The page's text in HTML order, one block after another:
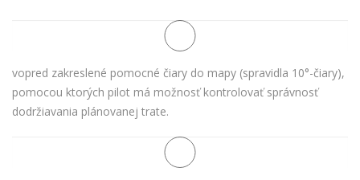
vopred zakreslené pomocné čiary do mapy (spravidla 10°-čiary),
pomocou ktorých pilot má možnosť kontrolovať správnosť
dodržiavania plánovanej trate.